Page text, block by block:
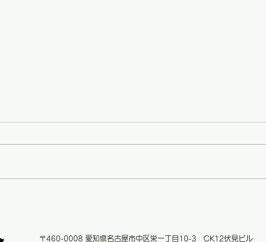
〒460-0008 愛知県名古屋市中区栄一丁目10-3 CK12伏見ビル